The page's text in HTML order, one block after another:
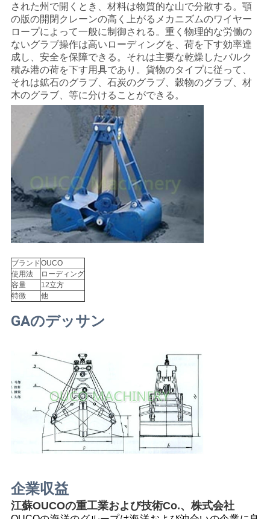
理
ニ
ュ
ー
事
件
CONTACT
US
地
図
ラ
ー
ポ
された州で開くとき、材料は物質的な山で分散する。顎
の版の開閉クレーンの高く上がるメカニズムのワイヤー
ロープによって一般に制御される。重く物理的な労働の
ないグラブ操作は高いローディングを、荷を下す効率達
成し、安全を保障できる。それは主要な乾燥したバルク
積み港の荷を下す用具であり。貨物のタイプに従って、
それは鉱石のグラブ、石炭のグラブ、穀物のグラブ、材
木のグラブ、等に分けることができる。
ブランドOUCO
使用法
ローディング
容量
12立方
特徴
他
GAのデッサン
企業収益
江蘇OUCOの重工業および技術Co.、株式会社